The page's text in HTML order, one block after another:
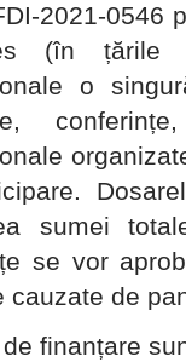
2021-0546
(în țările
o
sumei
se vor
cauzate de
finanțare